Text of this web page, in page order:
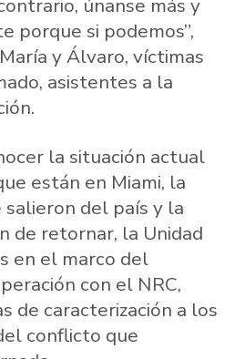
únanse más y
porque si podemos”,
y Álvaro, víctimas
asistentes a la
la situación actual
están en Miami, la
salieron del país y la
de retornar, la Unidad
en el marco del
con el NRC,
de caracterización a los
conflicto que